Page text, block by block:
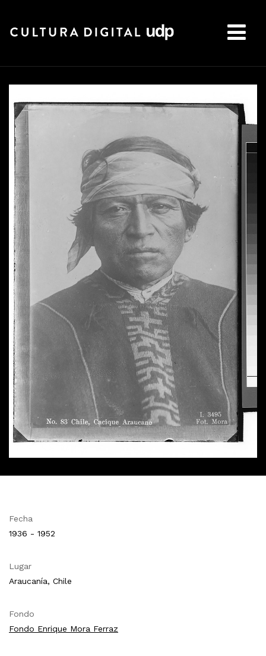
Fecha
1936 - 1952
Lugar
Araucanía, Chile
Fondo
Fondo Enrique Mora Ferraz